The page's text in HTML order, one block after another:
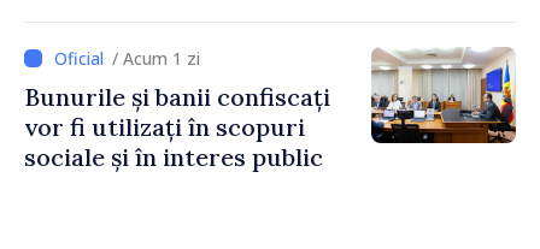
Irlandei de Nord, Fern
Horine / Acum 1 zi
Bunurile și banii confiscați
vor fi utilizați în scopuri
sociale și în interes public